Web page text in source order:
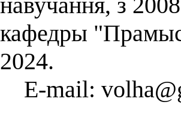
кафедры
2024.
E-mail: